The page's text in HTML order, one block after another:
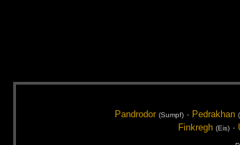
Pand­ro­dor (Sumpf) · Pe­drak­han
Fink­regh (Eis) ·